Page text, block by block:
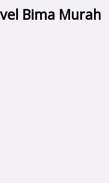
Bima Murah